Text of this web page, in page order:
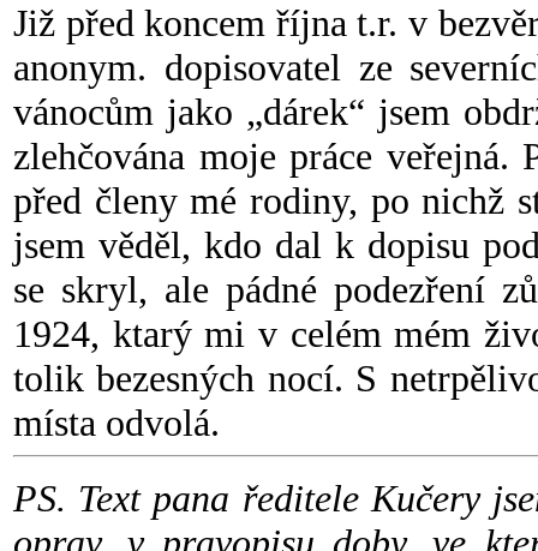
Již před koncem října t.r. v
anonym. dopisovatel ze
vánocům jako „dárek“ jsem
zlehčována moje práce veřejná.
před členy mé rodiny, po nichž
jsem věděl, kdo dal k dopisu
se skryl, ale pádné podezření
1924, ktarý mi v celém mém
tolik bezesných nocí. S
místa odvolá.
PS. Text pana ředitele Kučery